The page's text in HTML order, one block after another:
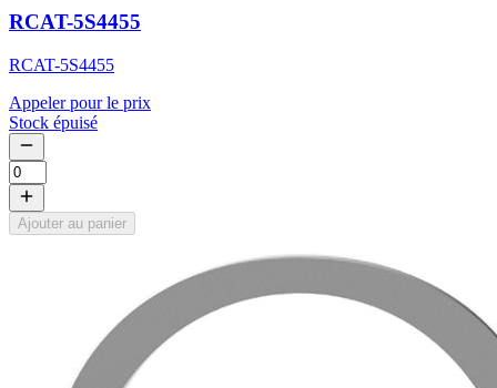
RCAT-5S4455
RCAT-5S4455
Appeler pour le prix
Stock épuisé
Ajouter au panier